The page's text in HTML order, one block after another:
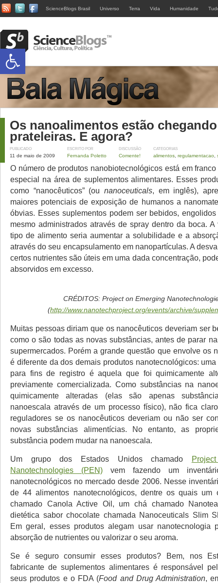
ScienceBlogs Brasil Universo Terra Vida Humanidade
Os nanoalimentos estão
prateleiras. E agora?
PUBLICADO
11 de maio de 2009
ESCRITO POR
Fernanda Poletto
DISCUSSÃO
Comente!
CATEGORIAS
alimentos regulamentacao
O número de produtos nanobiotecnológicos está em
especial na área de suplementos alimentares. Esses
como “nanocêuticos” (ou nanoceuticals, em inglês),
maiores potenciais de exposição de humanos a
óbvias. Esses suplementos podem ser bebidos,
mesmo administrados através de spray dentro da boca. A
tipo de alimento seria aumentar a solubilidade e a
através do seu encapsulamento em nanopartículas. A
certos nutrientes são úteis em uma dada concentração,
absorvidos em excesso.
CRÉDITOS: Project on Emerging
(http://www.nanotechproject.org/events/archive/
Muitas pessoas diriam que os nanocêuticos deveriam ser
como o são todas as novas substâncias, antes de parar
supermercados. Porém a grande questão que envolve os
é diferente da dos demais produtos nanotecnológicos:
para fins de registro é aquela que foi quimicamente
previamente comercializada. Como substâncias na
quimicamente alteradas (elas são apenas
nanoescala através de um processo físico), não fica
reguladores se os nanocêuticos deveriam ou não ser
novas substâncias alimentícias. No entanto, as
substância podem mudar na nanoescala.
Um grupo dos Estados Unidos chamado
Nanotechnologies (PEN) vem fazendo um
nanotecnológicos no mercado desde 2006. Nesse
de 44 alimentos nanotecnológicos, dentre os quais um
chamado Canola Active Oil, um chá chamado
dietética sabor chocolate chamada Nanoceuticals Slim
Em geral, esses produtos alegam usar nanotecnologia
absorção de nutrientes ou valorizar o seu aroma.
Se é seguro consumir esses produtos? Bem, nos
fabricante de suplementos alimentares é responsável
seus produtos e o FDA (Food and Drug Administration,
Abrir a barra de ferramentas